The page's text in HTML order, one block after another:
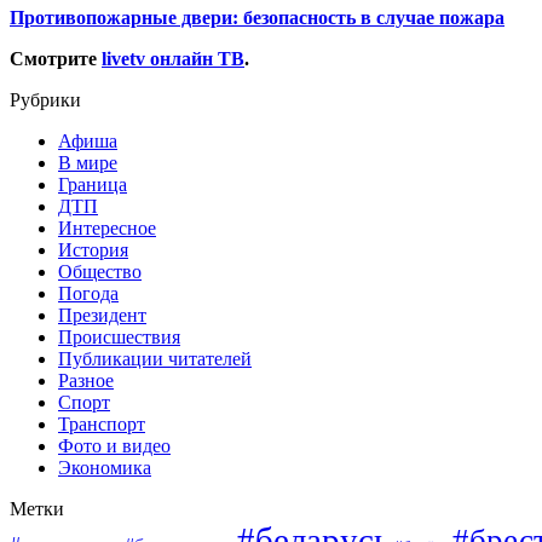
Противопожарные двери: безопасность в случае пожара
Смотрите livetv онлайн ТВ.
Рубрики
Афиша
В мире
Граница
ДТП
Интересное
История
Общество
Погода
Президент
Происшествия
Публикации читателей
Разное
Спорт
Транспорт
Фото и видео
Экономика
Метки